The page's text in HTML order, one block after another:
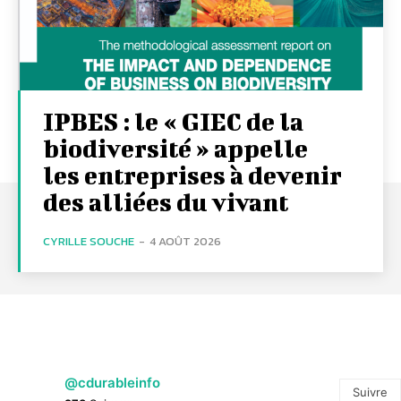
IPBES : le « GIEC de la
biodiversité » appelle
les entreprises à devenir
des alliées du vivant
CYRILLE SOUCHE - 4 AOÛT 2026
@cdurableinfo
Suivre